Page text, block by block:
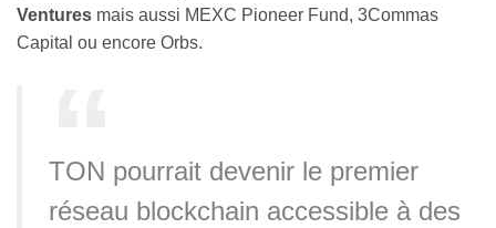
Ventures mais aussi MEXC Pioneer Fund, 3Commas
Capital ou encore Orbs.
TON pourrait devenir le premier
réseau blockchain accessible à des